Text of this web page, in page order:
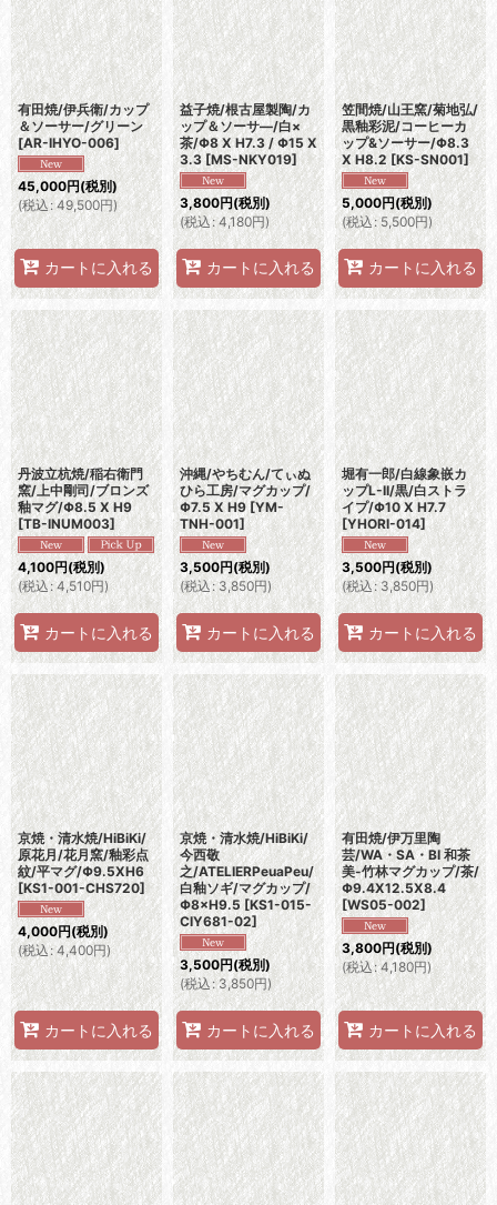
有田焼/伊兵衛/カップ
＆ソーサー/グリーン
[AR-IHYO-006]
45,000円(税別)
(税込 : 49,500円)
カートに入れる
益子焼/根古屋製陶/カ
ップ＆ソーサ―/白×
茶/Φ8 X H7.3 / Φ15 X
3.3 [MS-NKY019]
3,800円(税別)
(税込: 4,180円)
カートに入れる
笠間焼/山王窯/菊地弘/
黒釉彩泥/コーヒーカ
ップ&ソーサー/Φ8.3
X H8.2 [KS-SN001]
5,000円(税別)
(税込: 5,500円)
カートに入れる
丹波立杭焼/稲右衛門
窯/上中剛司/ブロンズ
釉マグ/Φ8.5 X H9
[TB-INUM003]
4,100円(税別)
(税込: 4,510円)
カートに入れる
沖縄/やちむん/てぃぬ
ひら工房/マグカップ/
Φ7.5 X H9 [YM-
TNH-001]
3,500円(税別)
(税込: 3,850円)
カートに入れる
堀有一郎/白線象嵌カ
ップL-II/黒/白ストラ
イプ/Φ10 X H7.7
[YHORI-014]
3,500円(税別)
(税込: 3,850円)
カートに入れる
京焼・清水焼/HiBiKi/
原花月/花月窯/釉彩点
紋/平マグ/Φ9.5XH6
[KS1-001-CHS720]
4,000円(税別)
(税込: 4,400円)
カートに入れる
京焼・清水焼/HiBiKi/
今西敬
之/ATELIERPeuaPeu/
白釉ソギ/マグカップ/
Φ8×H9.5 [KS1-015-
CIY681-02]
3,500円(税別)
(税込 : 3,850円)
カートに入れる
有田焼/伊万里陶
芸/WA・SA・BI 和茶
美-竹林マグカップ/茶/
Φ9.4X12.5X8.4
[WS05-002]
3,800円(税別)
(税込: 4,180円)
カートに入れる